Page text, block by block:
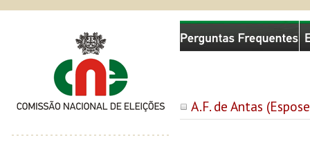
A.F. de Antas
Comissão Nacional de Eleições